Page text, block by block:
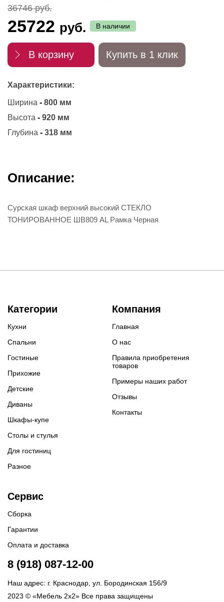
36746 руб.
25722 руб. В наличии
В корзину Купить в 1 клик
Характеристики:
Ширина - 800 мм
Высота - 920 мм
Глубина - 318 мм
Описание:
Сурская шкаф верхний высокий СТЕКЛО
ТОНИРОВАННОЕ ШВ809 AL Рамка Черная
Категории
Кухни
Спальни
Гостиные
Прихожие
Детские
Диваны
Шкафы-купе
Столы и стулья
Для гостиниц
Разное
Компания
Главная
О нас
Правила приобретения
товаров
Примеры наших работ
Отзывы
Контакты
Сервис
Сборка
Гарантии
Оплата и доставка
8 (918) 087-12-00
Наш адрес: г. Краснодар, ул. Бородинская 156/9
2023 © «Мебель 2x2» Все права защищены